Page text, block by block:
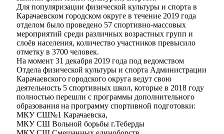
Для популяризации физической культуры и спорта в
Карачаевском городском округе в течение 2019 года
отделом было проведено 57 спортивно-массовых
мероприятий среди различных возрастных групп и
слоёв населения, количество участников превысило
отметку в 3700 человек.
На момент 31 декабря 2019 года под ведомством
Отдела физической культуры и спорта Администрации
Карачаевского городского округа ведут свою
деятельность 5 спортивных школ, которые в 2018 году
полностью перешли с программы дополнительного
образования на программу спортивной подготовки:
МКУ СШ№1 Карачаевска,
МКУ СШ Вольной борьбы г.Теберды
Туризм